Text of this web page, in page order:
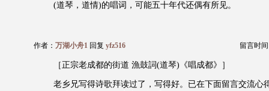
(道琴，道情)的唱词，可能五十年代还偶有所见。
作者： 万湖小舟1 回复 yfz516 留言时间
［正宗老成都的街道 漁鼓詞(道琴)《唱成都》］
老乡兄写得诗歌拜读过了，写得好。已在下面留言交流心